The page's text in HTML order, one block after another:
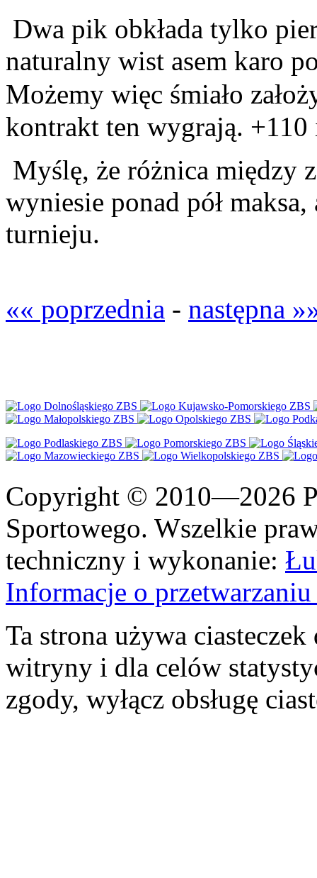
Dwa pik obkłada tylko
naturalny wist asem karo
Możemy więc śmiało
kontrakt ten wygrają.
Myślę, że różnica między
wyniesie ponad pół
turnieju.
«« poprzednia - następna
Copyright © 2010—2026
Sportowego. Wszelkie
techniczny i wykonanie:
Informacje o
Ta strona używa
witryny i dla celów
zgody, wyłącz obsługę